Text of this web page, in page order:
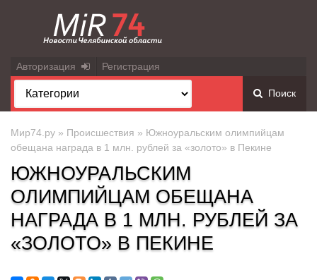
Авторизация Регистрация
Поиск
Мир74.ру » Происшествия » Южноуральским олимпийцам
обещана награда в 1 млн. рублей за «золото» в Пекине
ЮЖНОУРАЛЬСКИМ
ОЛИМПИЙЦАМ ОБЕЩАНА
НАГРАДА В 1 МЛН. РУБЛЕЙ ЗА
«ЗОЛОТО» В ПЕКИНЕ